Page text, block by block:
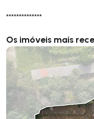
**************
Os imóveis mais